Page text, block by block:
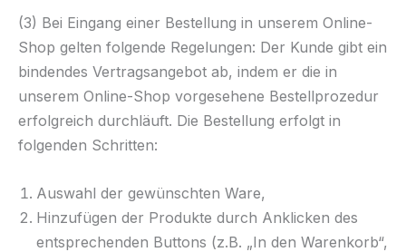
(3) Bei Eingang einer Bestellung in unserem Online-
Shop gelten folgende Regelungen: Der Kunde gibt ein
bindendes Vertragsangebot ab, indem er die in
unserem Online-Shop vorgesehene Bestellprozedur
erfolgreich durchläuft. Die Bestellung erfolgt in
folgenden Schritten:
Auswahl der gewünschten Ware,
Hinzufügen der Produkte durch Anklicken des
entsprechenden Buttons (z.B. „In den Warenkorb“,